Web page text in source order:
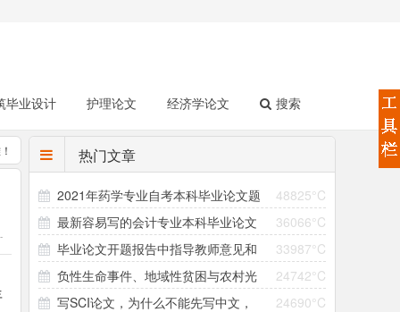
毕业设计 护理论文 经济学论文 搜索
-
热门文章
48825°C
2021年药学专业自考本科毕业论文题
目（158个）
36066°C
最新容易写的会计专业本科毕业论文
选题（4个方向33个题目）
33987°C
毕业论文开题报告中指导教师意见和
领导小组意见怎么写？
24742°C
负性生命事件、地域性贫困与农村光
棍问题的形成机制研究 ——以大别山村为个案24690°C
写SCI论文，为什么不能先写中文，